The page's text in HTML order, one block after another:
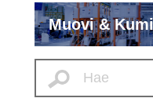
Muovi & Kumi